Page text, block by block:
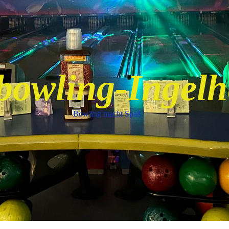
Bowling macht Spaß